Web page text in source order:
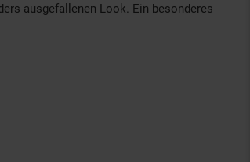
ausgefallenen Look. Ein besonderes